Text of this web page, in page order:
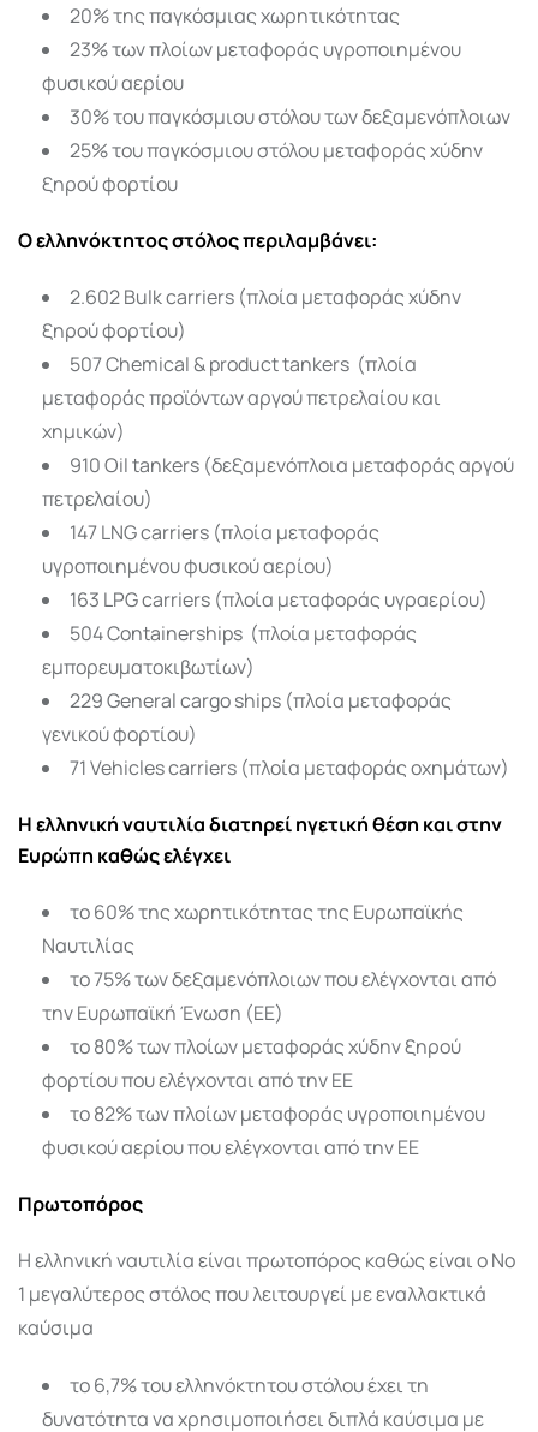
20% της παγκόσμιας χωρητικότητας
23% των πλοίων μεταφοράς υγροποιημένου
φυσικού αερίου
30% του παγκόσμιου στόλου των δεξαμενόπλοιων
25% του παγκόσμιου στόλου μεταφοράς χύδην
ξηρού φορτίου
Ο ελληνόκτητος στόλος περιλαμβάνει:
2.602 Bulk carriers (πλοία μεταφοράς χύδην
ξηρού φορτίου)
507 Chemical & product tankers (πλοία
μεταφοράς προϊόντων αργού πετρελαίου και
χημικών)
910 Oil tankers (δεξαμενόπλοια μεταφοράς αργού
πετρελαίου)
147 LNG carriers (πλοία μεταφοράς
υγροποιημένου φυσικού αερίου)
163 LPG carriers (πλοία μεταφοράς υγραερίου)
504 Containerships (πλοία μεταφοράς
εμπορευματοκιβωτίων)
229 General cargo ships (πλοία μεταφοράς
γενικού φορτίου)
71 Vehicles carriers (πλοία μεταφοράς οχημάτων)
Η ελληνική ναυτιλία διατηρεί ηγετική θέση και στην
Ευρώπη καθώς ελέγχει
το 60% της χωρητικότητας της Ευρωπαϊκής
Ναυτιλίας
το 75% των δεξαμενόπλοιων που ελέγχονται από
την Ευρωπαϊκή Ένωση (ΕΕ)
το 80% των πλοίων μεταφοράς χύδην ξηρού
φορτίου που ελέγχονται από την ΕΕ
το 82% των πλοίων μεταφοράς υγροποιημένου
φυσικού αερίου που ελέγχονται από την ΕΕ
Πρωτοπόρος
Η ελληνική ναυτιλία είναι πρωτοπόρος καθώς είναι ο Νο
1 μεγαλύτερος στόλος που λειτουργεί με εναλλακτικά
καύσιμα
το 6,7% του ελληνόκτητου στόλου έχει τη
δυνατότητα να χρησιμοποιήσει διπλά καύσιμα με